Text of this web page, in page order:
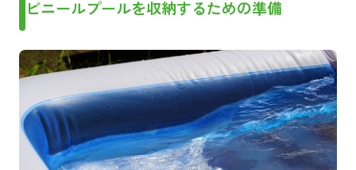
ビニールプールを収納するための準備